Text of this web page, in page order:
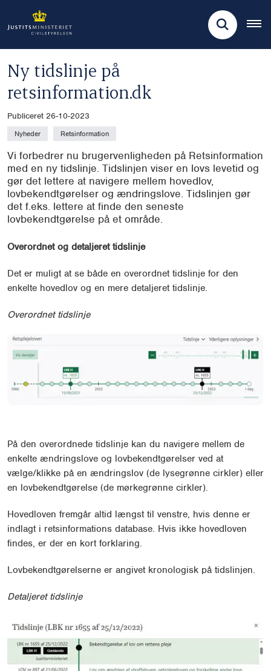
Ny tidslinje på
retsinformation.dk
Publiceret 26-10-2023
Nyheder Retsinformation
Vi forbedrer nu brugervenligheden på Retsinformation
med en ny tidslinje. Tidslinjen viser en lovs levetid og
gør det lettere at navigere mellem hovedlov,
lovbekendtgørelser og ændringslove. Tidslinjen gør
det f.eks. lettere at finde den seneste
lovbekendtgørelse på et område.
Overordnet og detaljeret tidslinje
Det er muligt at se både en overordnet tidslinje for den
enkelte hovedlov og en mere detaljeret tidslinje.
Overordnet tidslinje
På den overordnede tidslinje kan du navigere mellem de
enkelte ændringslove og lovbekendtgørelser ved at
vælge/klikke på en ændringslov (de lysegrønne cirkler) eller
en lovbekendtgørelse (de mørkegrønne cirkler).
Hovedloven fremgår altid længst til venstre, hvis denne er
indlagt i retsinformations database. Hvis ikke hovedloven
findes, er der en kort forklaring.
Lovbekendtgørelserne er angivet kronologisk på tidslinjen.
Detaljeret tidslinje